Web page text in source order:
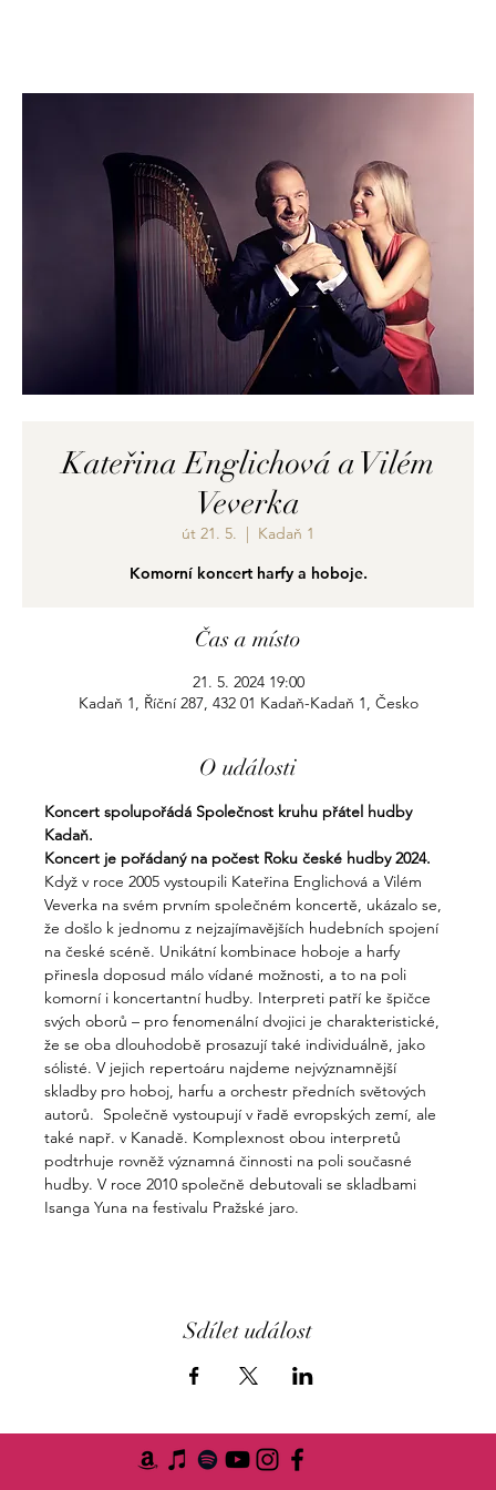
Kateřina Englichová a Vilém
Veverka
út 21. 5.
  |
Kadaň 1
Komorní koncert harfy a hoboje.
Čas a místo
21. 5. 2024 19:00
Kadaň 1, Říční 287, 432 01 Kadaň-Kadaň 1, Česko
O události
Koncert spolupořádá Společnost kruhu přátel hudby
Kadaň.
Koncert je pořádaný na počest Roku české hudby 2024.
Když v roce 2005 vystoupili Kateřina Englichová a Vilém
Veverka na svém prvním společném koncertě, ukázalo se,
že došlo k jednomu z nejzajímavějších hudebních spojení
na české scéně. Unikátní kombinace hoboje a harfy
přinesla doposud málo vídané možnosti, a to na poli
komorní i koncertantní hudby. Interpreti patří ke špičce
svých oborů – pro fenomenální dvojici je charakteristické,
že se oba dlouhodobě prosazují také individuálně, jako
sólisté. V jejich repertoáru najdeme nejvýznamnější
skladby pro hoboj, harfu a orchestr předních světových
autorů.  Společně vystoupují v řadě evropských zemí, ale
také např. v Kanadě. Komplexnost obou interpretů
podtrhuje rovněž významná činnosti na poli současné
hudby. V roce 2010 společně debutovali se skladbami
Isanga Yuna na festivalu Pražské jaro.
Sdílet událost